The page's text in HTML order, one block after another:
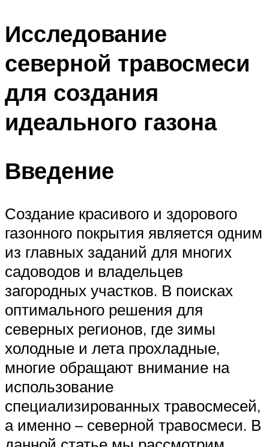
Исследование
северной травосмеси
для создания
идеального газона
Введение
Создание красивого и здорового
газонного покрытия является одним
из главных заданий для многих
садоводов и владельцев
загородных участков. В поисках
оптимального решения для
северных регионов, где зимы
холодные и лета прохладные,
многие обращают внимание на
использование
специализированных травосмесей,
а именно – северной травосмеси. В